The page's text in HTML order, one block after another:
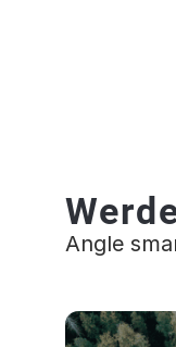
Angle